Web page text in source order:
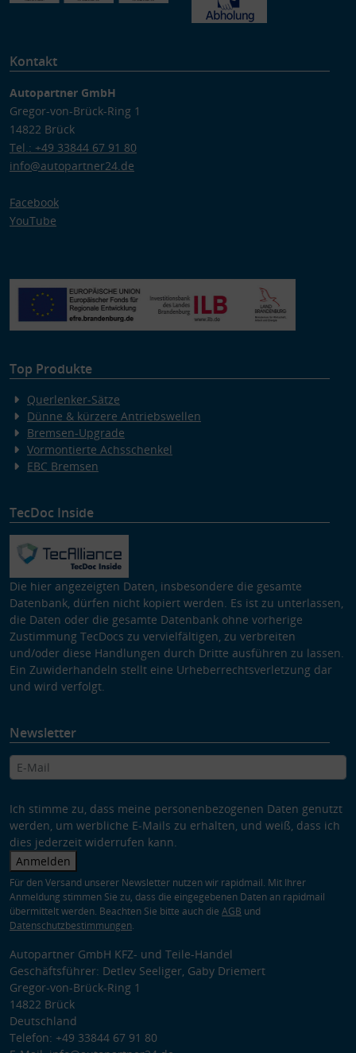
Kontakt
Autopartner GmbH
Gregor-von-Brück-Ring 1
14822 Brück
Tel.: +49 33844 67 91 80
info@autopartner24.de
Facebook
YouTube
Top Produkte
Querlenker-Sätze
Dünne & kürzere Antriebswellen
Bremsen-Upgrade
Vormontierte Achsschenkel
EBC Bremsen
TecDoc Inside
Die hier angezeigten Daten, insbesondere die gesamte
Datenbank, dürfen nicht kopiert werden. Es ist zu unterlassen,
die Daten oder die gesamte Datenbank ohne vorherige
Zustimmung TecDocs zu vervielfältigen, zu verbreiten
und/oder diese Handlungen durch Dritte ausführen zu lassen.
Ein Zuwiderhandeln stellt eine Urheberrechtsverletzung dar
und wird verfolgt.
Newsletter
Ich stimme zu, dass meine personenbezogenen Daten genutzt
werden, um werbliche E-Mails zu erhalten, und weiß, dass ich
dies jederzeit widerrufen kann.
Anmelden
Für den Versand unserer Newsletter nutzen wir rapidmail. Mit Ihrer
Anmeldung stimmen Sie zu, dass die eingegebenen Daten an rapidmail
übermittelt werden. Beachten Sie bitte auch die AGB und
Datenschutzbestimmungen.
Autopartner GmbH KFZ- und Teile-Handel
Geschäftsführer: Detlev Seeliger, Gaby Driemert
Gregor-von-Brück-Ring 1
14822 Brück
Deutschland
Telefon: +49 33844 67 91 80